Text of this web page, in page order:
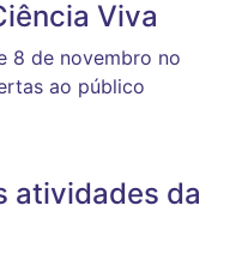
Viva
8 de novembro no
ao público
atividades da